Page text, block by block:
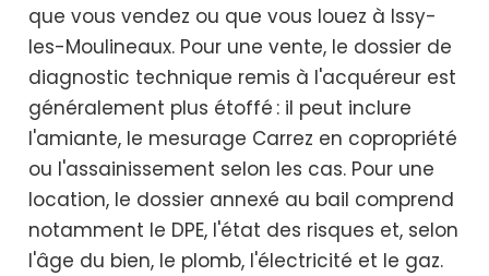
que vous vendez ou que vous louez à Issy-
les-Moulineaux. Pour une vente, le dossier de
diagnostic technique remis à l'acquéreur est
généralement plus étoffé : il peut inclure
l'amiante, le mesurage Carrez en copropriété
ou l'assainissement selon les cas. Pour une
location, le dossier annexé au bail comprend
notamment le DPE, l'état des risques et, selon
l'âge du bien, le plomb, l'électricité et le gaz.